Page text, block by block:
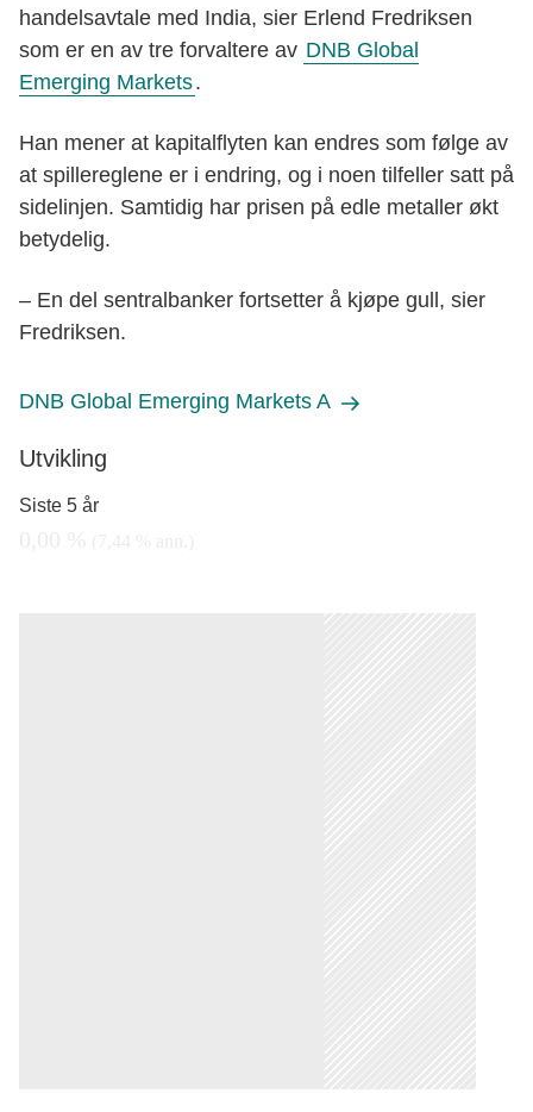
handelsavtale med India, sier Erlend Fredriksen
som er en av tre forvaltere av DNB Global
Emerging Markets.
Han mener at kapitalflyten kan endres som følge av
at spillereglene er i endring, og i noen tilfeller satt på
sidelinjen. Samtidig har prisen på edle metaller økt
betydelig.
– En del sentralbanker fortsetter å kjøpe gull, sier
Fredriksen.